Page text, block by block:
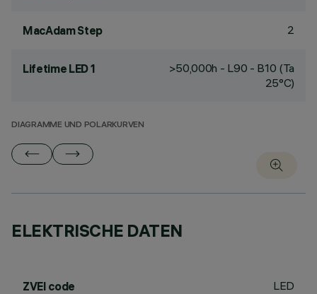
MacAdam Step 2
Lifetime LED 1
>50,000h - L90 - B10 (Ta
25°C)
DIAGRAMME UND POLARKURVEN
ELEKTRISCHE DATEN
ZVEI code LED